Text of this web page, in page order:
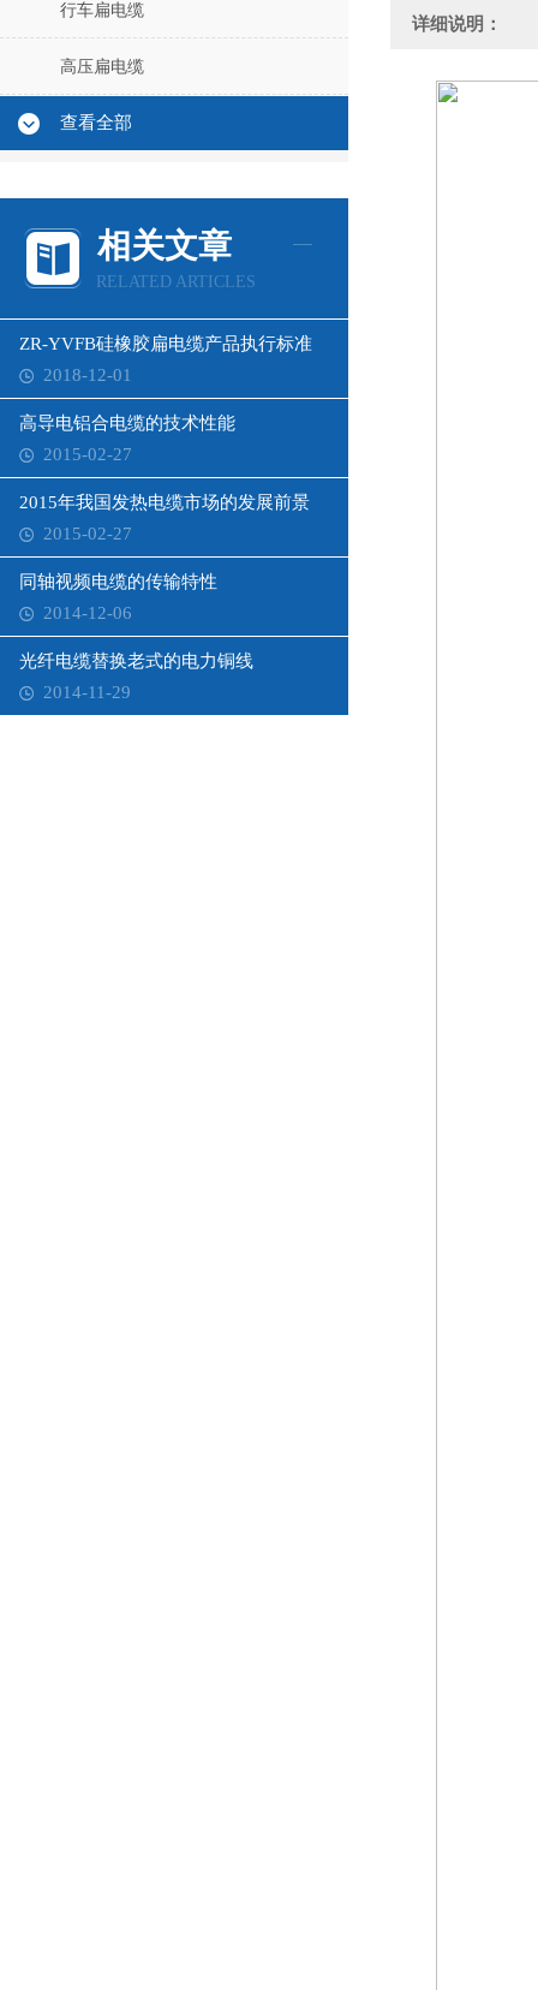
行车扁电缆
高压扁电缆
查看全部
相关文章
RELATED ARTICLES
ZR-YVFB硅橡胶扁电缆产品执行标准
2018-12-01
高导电铝合电缆的技术性能
2015-02-27
2015年我国发热电缆市场的发展前景
2015-02-27
同轴视频电缆的传输特性
2014-12-06
光纤电缆替换老式的电力铜线
2014-11-29
详细说明：